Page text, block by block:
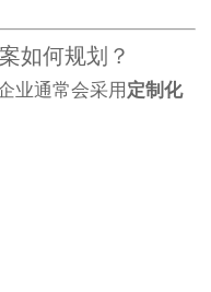
如何规划？
业通常会采用 定制化